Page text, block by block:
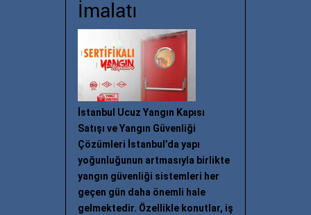
İmalatı
İstanbul Ucuz Yangın Kapısı
Satışı ve Yangın Güvenliği
Çözümleri İstanbul’da yapı
yoğunluğunun artmasıyla birlikte
yangın güvenliği sistemleri her
geçen gün daha önemli hale
gelmektedir. Özellikle konutlar, iş